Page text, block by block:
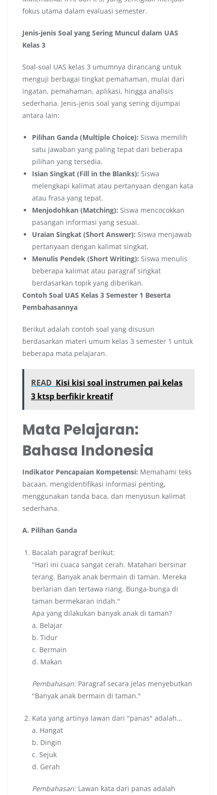
fokus utama dalam evaluasi semester.
Jenis-jenis Soal yang Sering Muncul dalam UAS
Kelas 3
Soal-soal UAS kelas 3 umumnya dirancang untuk
menguji berbagai tingkat pemahaman, mulai dari
ingatan, pemahaman, aplikasi, hingga analisis
sederhana. Jenis-jenis soal yang sering dijumpai
antara lain:
Pilihan Ganda (Multiple Choice): Siswa memilih
satu jawaban yang paling tepat dari beberapa
pilihan yang tersedia.
Isian Singkat (Fill in the Blanks): Siswa
melengkapi kalimat atau pertanyaan dengan kata
atau frasa yang tepat.
Menjodohkan (Matching): Siswa mencocokkan
pasangan informasi yang sesuai.
Uraian Singkat (Short Answer): Siswa menjawab
pertanyaan dengan kalimat singkat.
Menulis Pendek (Short Writing): Siswa menulis
beberapa kalimat atau paragraf singkat
berdasarkan topik yang diberikan.
Contoh Soal UAS Kelas 3 Semester 1 Beserta
Pembahasannya
Berikut adalah contoh soal yang disusun
berdasarkan materi umum kelas 3 semester 1 untuk
beberapa mata pelajaran.
READ Kisi kisi soal instrumen pai kelas
3 ktsp berfikir kreatif
Mata Pelajaran:
Bahasa Indonesia
Indikator Pencapaian Kompetensi: Memahami teks
bacaan, mengidentifikasi informasi penting,
menggunakan tanda baca, dan menyusun kalimat
sederhana.
A. Pilihan Ganda
Bacalah paragraf berikut:
"Hari ini cuaca sangat cerah. Matahari bersinar
terang. Banyak anak bermain di taman. Mereka
berlarian dan tertawa riang. Bunga-bunga di
taman bermekaran indah."
Apa yang dilakukan banyak anak di taman?
a. Belajar
b. Tidur
c. Bermain
d. Makan
Pembahasan:Paragraf secara jelas menyebutkan
"Banyak anak bermain di taman."
Kata yang artinya lawan dari "panas" adalah…
a. Hangat
b. Dingin
c. Sejuk
d. Gerah
Pembahasan:Lawan kata dari panas adalah